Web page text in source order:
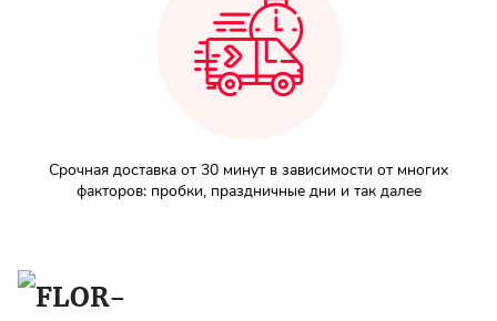
Срочная доставка от 30 минут в зависимости от многих
факторов: пробки, праздничные дни и так далее